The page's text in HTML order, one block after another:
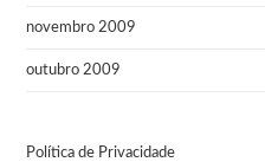
novembro 2009
outubro 2009
Política de Privacidade